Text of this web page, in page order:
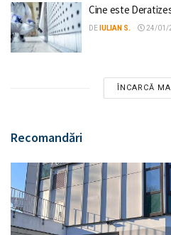
Cine este
DE IULIAN S. 24/01/
ÎNCARCĂ
Recomandări